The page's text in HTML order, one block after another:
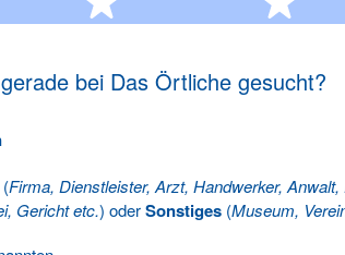
bei Das Örtliche gesucht?
(Firma, Dienstleister, Arzt, Handwerker,
Gericht etc.) oderSonstiges (Museum,